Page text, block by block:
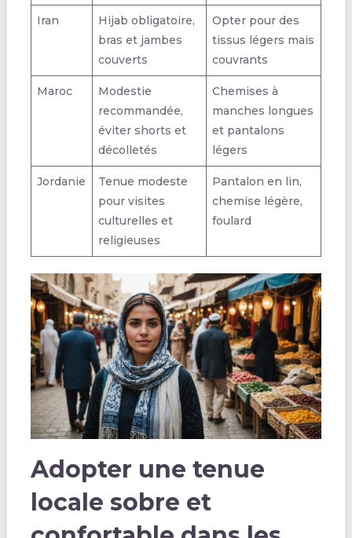
Iran
Hijab obligatoire,
bras et jambes
couverts
Opter pour des
tissus légers mais
couvrants
Maroc
Modestie
recommandée,
éviter shorts et
décolletés
Chemises à
manches longues
et pantalons
légers
Jordanie
Tenue modeste
pour visites
culturelles et
religieuses
Pantalon en lin,
chemise légère,
foulard
Adopter une tenue
locale sobre et